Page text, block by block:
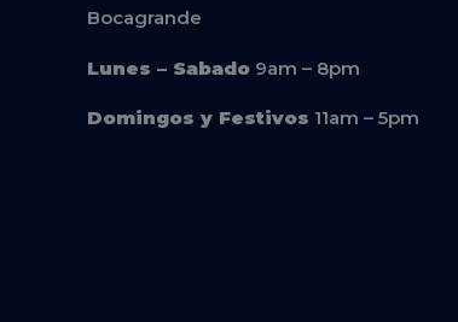
Bocagrande
Lunes – Sabado 9am – 8pm
Domingos y Festivos 11am – 5pm